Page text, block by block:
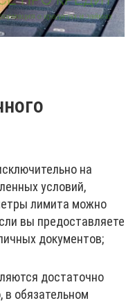
на
условий,
лимита можно
вы предоставляете
документов;
достаточно
в обязательном